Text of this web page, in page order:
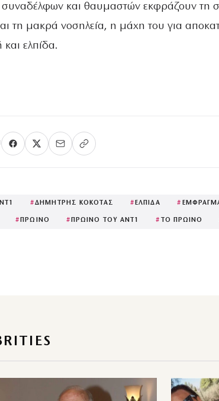
και θαυμαστών εκφράζουν τη
τη μακρά νοσηλεία, η μάχη του για
ελπίδα.
#ΔΗΜΗΤΡΗΣ ΚΟΚΟΤΑΣ # ΕΛΠΙΔΑ #
# ΠΡΩΙΝΟ # ΠΡΩΙΝΟ ΤΟΥ ΑΝΤ1 # ΤΟ ΠΡΩΙΝΟ